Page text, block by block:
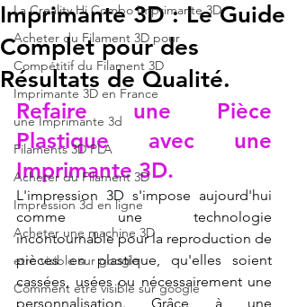
La Creality Hi Combo Imprimante 3D
Acheter du Filament 3D pour
Compétitif du Filament 3D
Imprimante 3D en France
une Imprimante 3d
Filaments 3D PLA
Acheter du Filament 3D
Impression 3d en ligne
Acheter une machine 3D
etre visible sur google
Comment etre visible sur google
Imprimante 3D : Le Guide
Complet pour des
Résultats de Qualité.
Refaire une Pièce
Plastique avec une
Imprimante 3D.
L'impression 3D s'impose aujourd'hui
comme une technologie
incontournable pour la reproduction de
pièces en plastique, qu'elles soient
cassées, usées ou nécessairement une